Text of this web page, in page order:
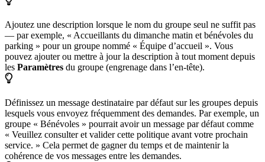
Ajoutez une description lorsque le nom du groupe seul ne suffit pas
— par exemple, « Accueillants du dimanche matin et bénévoles du
parking » pour un groupe nommé « Équipe d’accueil ». Vous
pouvez ajouter ou mettre à jour la description à tout moment depuis
les Paramètres du groupe (engrenage dans l’en-tête).
Définissez un message destinataire par défaut sur les groupes depuis
lesquels vous envoyez fréquemment des demandes. Par exemple, un
groupe « Bénévoles » pourrait avoir un message par défaut comme
« Veuillez consulter et valider cette politique avant votre prochain
service. » Cela permet de gagner du temps et de maintenir la
cohérence de vos messages entre les demandes.